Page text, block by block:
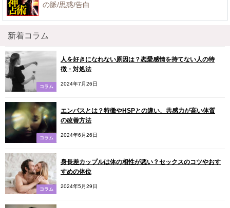
の脈/思惑/告白
新着コラム
コラム
人を好きになれない原因は？恋愛感情を持てない人の特
徴・対処法
2024年7月26日
コラム
エンパスとは？特徴やHSPとの違い、共感力が高い体質
の改善方法
2024年6月26日
コラム
身長差カップルは体の相性が悪い？セックスのコツやおす
すめの体位
2024年5月29日